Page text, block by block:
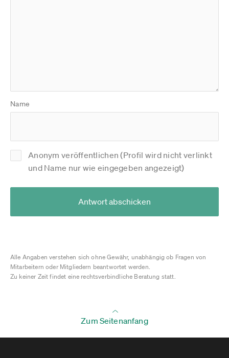
Name
Anonym veröffentlichen (Profil wird nicht verlinkt
und Name nur wie eingegeben angezeigt)
Antwort abschicken
Alle Angaben verstehen sich ohne Gewähr, unabhängig ob Fragen von
Mitarbeitern oder Mitgliedern beantwortet werden.
Zu keiner Zeit findet eine rechtsverbindliche Beratung statt.
Zum Seitenanfang